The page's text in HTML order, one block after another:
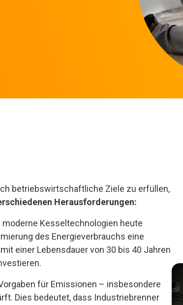
betriebswirtschaftliche Ziele zu erfüllen,
Herausforderungen:
moderne Kesseltechnologien heute
des Energieverbrauchs eine
einer Lebensdauer von 30 bis 40 Jahren
für Emissionen – insbesondere
Dies bedeutet, dass Industriebrenner